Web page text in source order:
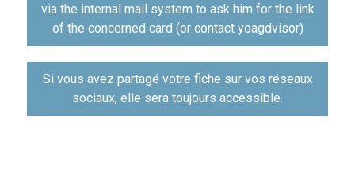
via the internal mail system to ask him for the link
of the concerned card (or contact yoagdvisor)
Si vous avez partagé votre fiche sur vos réseaux
sociaux, elle sera toujours accessible.